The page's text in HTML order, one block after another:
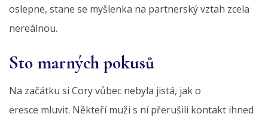
oslepne, stane se myšlenka na partnerský vztah zcela
nereálnou.
Sto marných pokusů
Na začátku si Cory vůbec nebyla jistá, jak o
eresce mluvit. Někteří muži s ní přerušili kontakt ihned